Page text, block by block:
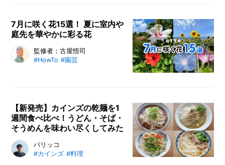
-
S
T
A
F
7月に咲く花15選！ 夏に室内や
庭先を華やかに彩る花
夏真っ盛りの7月に咲く花を15種類
ご紹介します。夏に咲く花は、ヒマ
に咲き誇る色鮮やかな花木がたくさ
ん。ガーデニング初心者のご参考に
どうぞ。
監修者：古屋悟司
#HowTo #園芸
【新発売】カインズの乾麺を1
週間食べ比べ！うどん・そば・
そうめんを味わい尽くしてみた
カインズの新発売「乾麺そうめん・
うどん・そば」を実食レビュー。味
パリッコ
#カインズ #料理